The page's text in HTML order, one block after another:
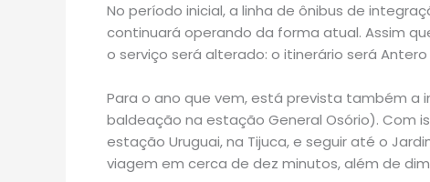
No período inicial, a linha de ônibus de
continuará operando da forma atual. Assim
o serviço será alterado: o itinerário será
Para o ano que vem, está prevista também a
baldeação na estação General Osório). Com
estação Uruguai, na Tijuca, e seguir até o
viagem em cerca de dez minutos, além de